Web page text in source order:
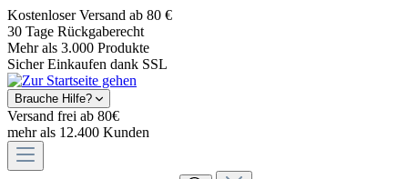
Kostenloser Versand ab 80 €
30 Tage Rückgaberecht
Mehr als 3.000 Produkte
Sicher Einkaufen dank SSL
Brauche Hilfe?
Versand frei ab 80€
mehr als 12.400 Kunden